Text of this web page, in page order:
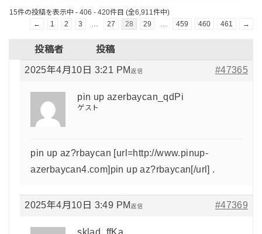
15件の投稿を表示中 - 406 - 420件目 (全6,911件中)
←
1 2 3 27 28 29 459 460 461 →
投稿者 投稿
2025年4月10日 3:21 PM #47365
返信
pin up azerbaycan_qdPi
ゲスト
pin up az?rbaycan [url=http://www.pinup-
azerbaycan4.com]pin up az?rbaycan[/url] .
2025年4月10日 3:49 PM #47369
返信
sklad_ffKa